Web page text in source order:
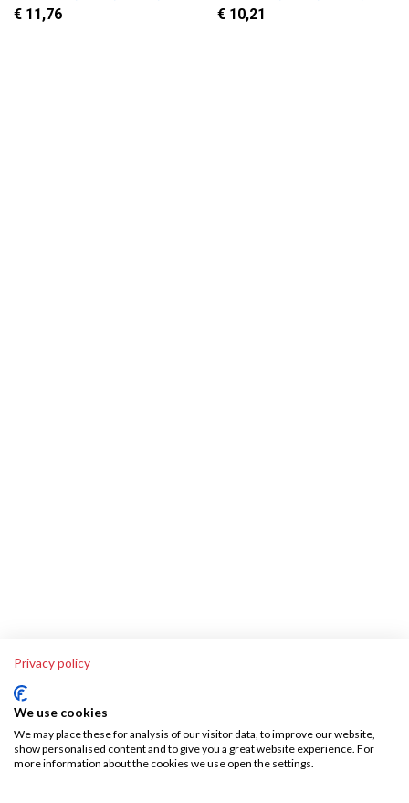
Rundung; M6;
€ 11,76
Schräge;
€ 10,21
Privacy policy
We use cookies
We may place these for analysis of our visitor data, to improve our website,
show personalised content and to give you a great website experience. For
more information about the cookies we use open the settings.